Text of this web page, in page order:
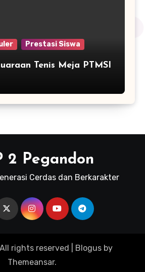
Prestasi Siswa
Tenis Meja PTMSI
2 Pegandon
Cerdas dan Berkarakter
rights reserved Blogus by
Themeansar.